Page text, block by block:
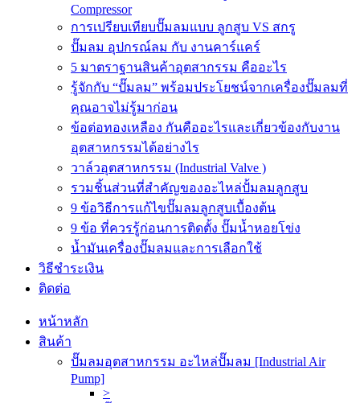
Compressor
การเปรียบเทียบปั๊มลมแบบ ลูกสูบ VS สกรู
ปั๊มลม อุปกรณ์ลม กับ งานคาร์แคร์
5 มาตราฐานสินค้าอุตสากรรม คืออะไร
รู้จักกับ “ปั๊มลม” พร้อมประโยชน์จากเครื่องปั๊มลมที่
คุณอาจไม่รู้มาก่อน
ข้อต่อทองเหลือง กันคืออะไรและเกี่ยวข้องกับงาน
อุตสาหกรรมได้อย่างไร
วาล์วอุตสาหกรรม (Industrial Valve )
รวมชิ้นส่วนที่สำคัญของอะไหล่ปั้มลมลูกสูบ
9 ข้อวิธีการแก้ไขปั๊มลมลูกสูบเบื้องต้น
9 ข้อ ที่ควรรู้ก่อนการติดตั้ง ปั๊มน้ำหอยโข่ง
น้ำมันเครื่องปั๊มลมและการเลือกใช้
วิธีชำระเงิน
ติดต่อ
หน้าหลัก
สินค้า
ปั๊มลมอุตสาหกรรม อะไหล่ปั๊มลม [Industrial Air
Pump]
>